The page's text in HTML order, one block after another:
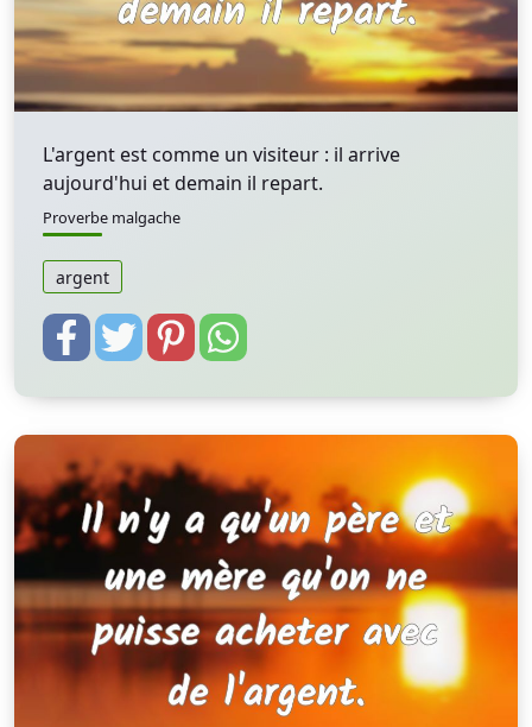
L'argent est comme un visiteur : il arrive
aujourd'hui et demain il repart.
Proverbe malgache
argent